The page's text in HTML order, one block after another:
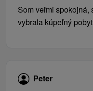
Som veľmi spokojná,
vybrala kúpeľný
Peter